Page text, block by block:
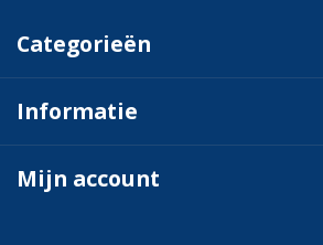
Categorieën
Informatie
Mijn account